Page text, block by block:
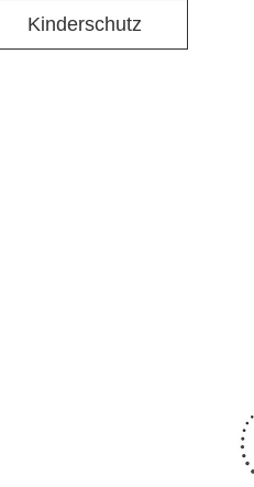
Kinderschutz